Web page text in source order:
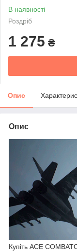
В наявності
Роздріб
1 275 ₴
Опис
Опис
Купіть ACE